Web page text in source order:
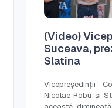
(Video)
Suceava,
Slatina
Vicepreședinții
Nicolae Robu și